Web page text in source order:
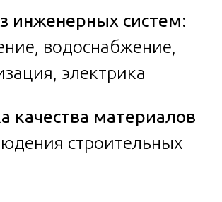
инженерных систем:
водоснабжение,
электрика
качества материалов
строительных